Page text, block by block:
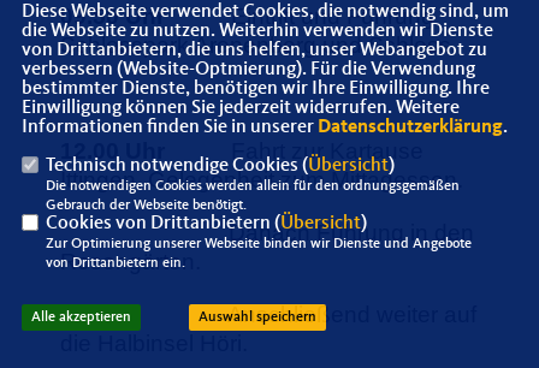
09.50 Uhr
Eintritt und Führung
Schlosspark Arenenberg und Schloss.
12.00 Uhr
Fahrt zur Kartause
Ittingen. Gelegenheit zum Mittagessen.
Danach Führung in den
Rosengärten.
Anschließend weiter auf
Diese Webseite verwendet Cookies, die notwendig sind, um
die Webseite zu nutzen. Weiterhin verwenden wir Dienste
von Drittanbietern, die uns helfen, unser Webangebot zu
verbessern (Website-Optmierung). Für die Verwendung
bestimmter Dienste, benötigen wir Ihre Einwilligung. Ihre
Einwilligung können Sie jederzeit widerrufen. Weitere
Informationen finden Sie in unserer Datenschutzerklärung.
Technisch notwendige Cookies (Übersicht)
Die notwendigen Cookies werden allein für den ordnungsgemäßen
Gebrauch der Webseite benötigt.
Cookies von Drittanbietern (Übersicht)
Zur Optimierung unserer Webseite binden wir Dienste und Angebote
von Drittanbietern ein.
Alle akzeptieren Auswahl speichern